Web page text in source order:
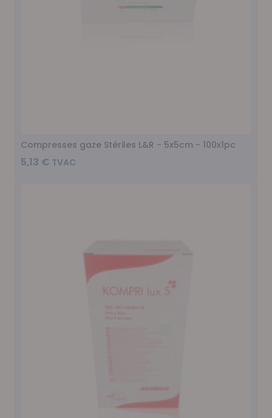
Compresses gaze Stériles L&R - 5x5cm - 100x1pc
5,13 €